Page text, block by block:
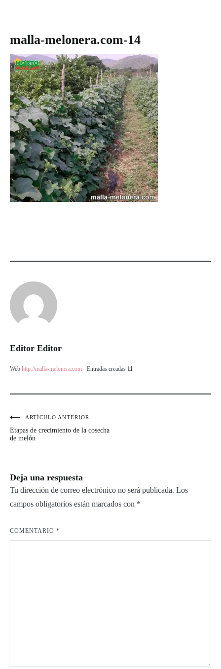
malla-melonera.com-14
Editor Editor
Web http://malla-melonera.com Entradas creadas 11
Navegación
de
ARTÍCULO ANTERIOR
Etapas de crecimiento de la cosecha
de melón
Deja una respuesta
Tu dirección de correo electrónico no será publicada. Los
campos obligatorios están marcados con *
COMENTARIO *